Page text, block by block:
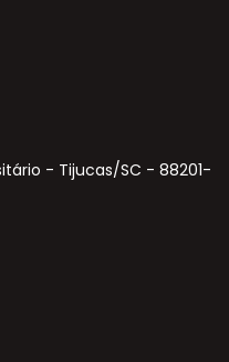
- Tijucas/SC - 88201-